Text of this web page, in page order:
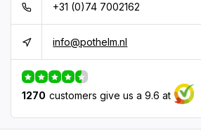
+31 (0)74 7002162
info@pothelm.nl
1270 customers give us a 9.6 at